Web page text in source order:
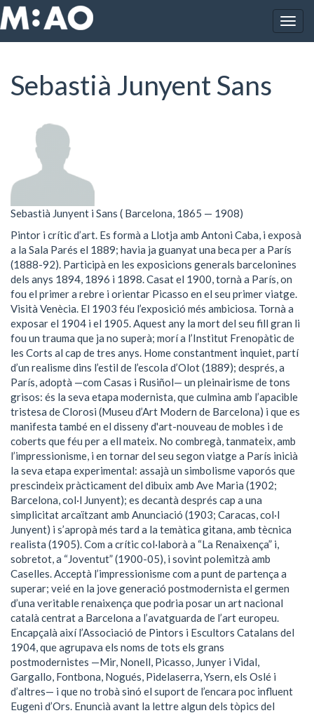
Vés al contingut
Inici Sebastià Junyent Sans
Sebastià Junyent Sans
Sebastià Junyent i Sans ( Barcelona, 1865 — 1908)
Pintor i crític d’art. Es formà a Llotja amb Antoni Caba, i exposà
a la Sala Parés el 1889; havia ja guanyat una beca per a París
(1888-92). Participà en les exposicions generals barcelonines
dels anys 1894, 1896 i 1898. Casat el 1900, tornà a París, on
fou el primer a rebre i orientar Picasso en el seu primer viatge.
Visità Venècia. El 1903 féu l’exposició més ambiciosa. Tornà a
exposar el 1904 i el 1905. Aquest any la mort del seu fill gran li
fou un trauma que ja no superà; morí a l’Institut Frenopàtic de
les Corts al cap de tres anys. Home constantment inquiet, partí
d’un realisme dins l’estil de l’escola d’Olot (1889); després, a
París, adoptà —com Casas i Rusiñol— un pleinairisme de tons
grisos: és la seva etapa modernista, que culmina amb l’apacible
tristesa de Clorosi (Museu d’Art Modern de Barcelona) i que es
manifesta també en el disseny d'art-nouveau de mobles i de
coberts que féu per a ell mateix. No combregà, tanmateix, amb
l’impressionisme, i en tornar del seu segon viatge a París inicià
la seva etapa experimental: assajà un simbolisme vaporós que
prescindeix pràcticament del dibuix amb Ave Maria (1902;
Barcelona, col·l Junyent); es decantà després cap a una
simplicitat arcaïtzant amb Anunciació (1903; Caracas, col·l
Junyent) i s’apropà més tard a la temàtica gitana, amb tècnica
realista (1905). Com a crític col·laborà a “La Renaixença” i,
sobretot, a “Joventut” (1900-05), i sovint polemitzà amb
Caselles. Acceptà l’impressionisme com a punt de partença a
superar; veié en la jove generació postmodernista el germen
d’una veritable renaixença que podria posar un art nacional
català centrat a Barcelona a l’avatguarda de l’art europeu.
Encapçalà així l’Associació de Pintors i Escultors Catalans del
1904, que agrupava els noms de tots els grans
postmodernistes —Mir, Nonell, Picasso, Junyer i Vidal,
Gargallo, Fontbona, Nogués, Pidelaserra, Ysern, els Oslé i
d’altres— i que no trobà sinó el suport de l’encara poc influent
Eugeni d’Ors. Enuncià avant la lettre algun dels tòpics del